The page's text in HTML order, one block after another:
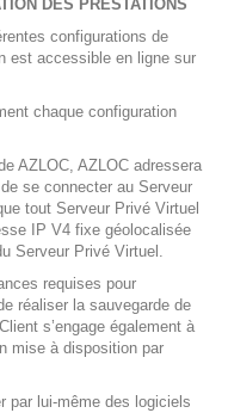
DES PRESTATIONS
configurations de
est accessible en ligne sur
chaque configuration
AZLOC, AZLOC adressera
se connecter au Serveur
tout Serveur Privé Virtuel
IP V4 fixe géolocalisée
Serveur Privé Virtuel.
requises pour
réaliser la sauvegarde de
s’engage également à
mise à disposition par
par lui-même des logiciels